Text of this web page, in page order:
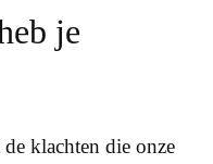
je
klachten die onze